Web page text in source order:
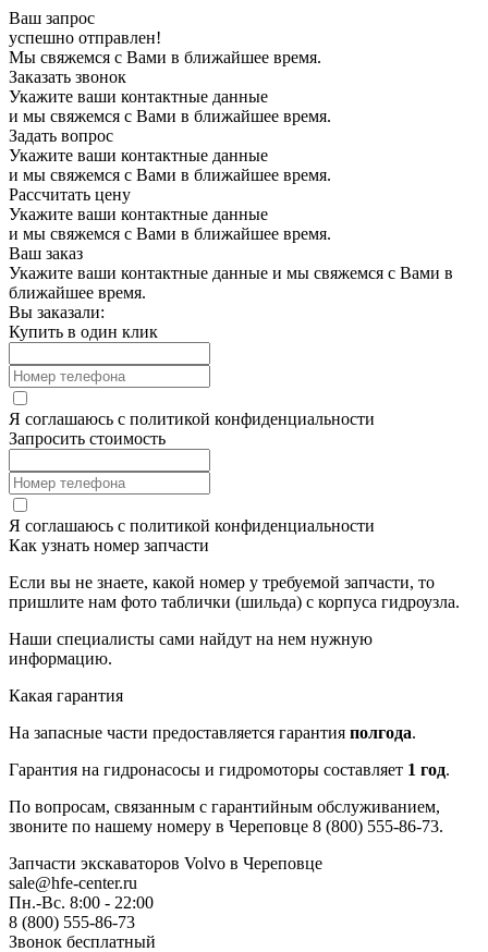
Ваш запрос
успешно отправлен!
Мы свяжемся с Вами в ближайшее время.
Заказать звонок
Укажите ваши контактные данные
и мы свяжемся с Вами в ближайшее время.
Задать вопрос
Укажите ваши контактные данные
и мы свяжемся с Вами в ближайшее время.
Рассчитать цену
Укажите ваши контактные данные
и мы свяжемся с Вами в ближайшее время.
Ваш заказ
Укажите ваши контактные данные и мы свяжемся с Вами в
ближайшее время.
Вы заказали:
Купить в один клик
Я соглашаюсь с политикой конфиденциальности
Запросить стоимость
Я соглашаюсь с политикой конфиденциальности
Как узнать номер запчасти
Если вы не знаете, какой номер у требуемой запчасти, то
пришлите нам фото таблички (шильда) с корпуса гидроузла.
Наши специалисты сами найдут на нем нужную
информацию.
Какая гарантия
На запасные части предоставляется гарантия полгода.
Гарантия на гидронасосы и гидромоторы составляет 1 год.
По вопросам, связанным с гарантийным обслуживанием,
звоните по нашему номеру в Череповце 8 (800) 555-86-73.
Запчасти экскаваторов Volvo в Череповце
sale@hfe-center.ru
Пн.-Вс. 8:00 - 22:00
8 (800) 555-86-73
Звонок бесплатный